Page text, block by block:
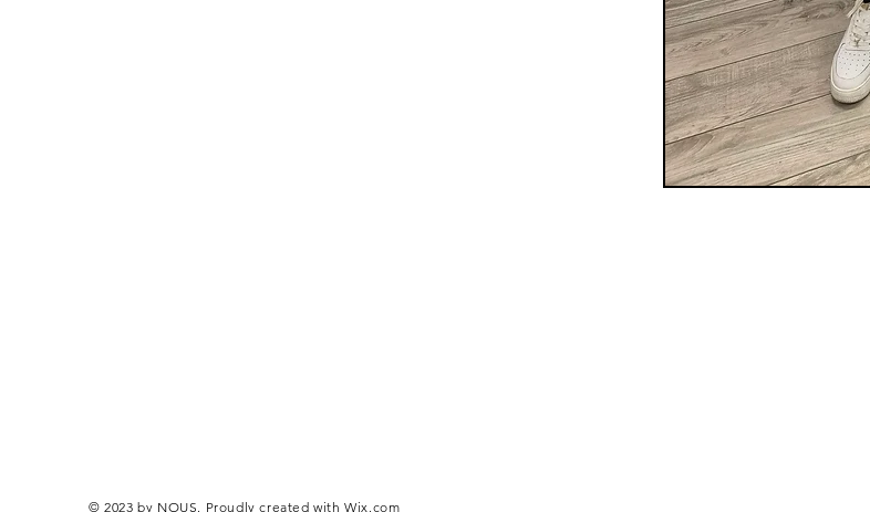
© 2023 by NOUS. Proudly created withWix.com